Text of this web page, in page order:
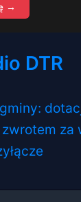
→
DTR
za